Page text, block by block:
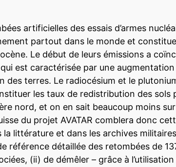
artificielles des essais d’armes
partout dans le monde et
Le début de leurs émissions a
est caractérisée par une
des terres. Le radiocésium et le
les taux de redistribution des
nord, et on en sait beaucoup moins
du projet AVATAR comblera donc
la littérature et dans les archives
référence détaillée des retombées de
(ii) de démêler – grâce à